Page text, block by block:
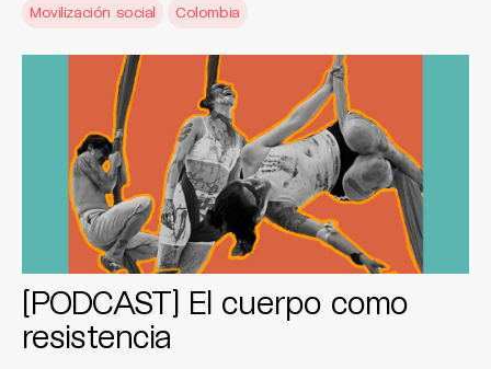
Movilización social Colombia
[PODCAST] El cuerpo como
resistencia